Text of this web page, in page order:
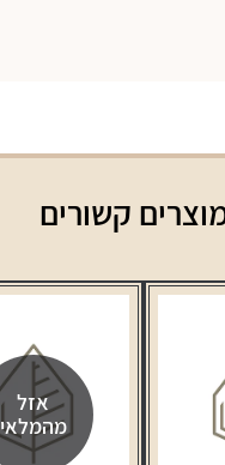
קשורים
אזל
מהמלאי